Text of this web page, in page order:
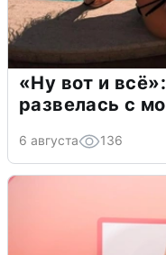
«Ну вот и
развелась с
6 августа 136